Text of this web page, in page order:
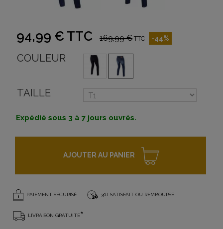
94,99 € TTC 169,99 €TTC -44%
COULEUR
TAILLE
Expédié sous 3 à 7 jours ouvrés.
AJOUTER AU PANIER
PAIEMENT SÉCURISÉ 30J SATISFAIT OU REMBOURSÉ
LIVRAISON GRATUITE*